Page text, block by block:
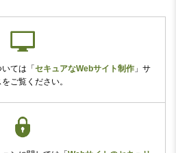
ては 「 セキュアなWebサイト制作」 サ
ご覧ください。